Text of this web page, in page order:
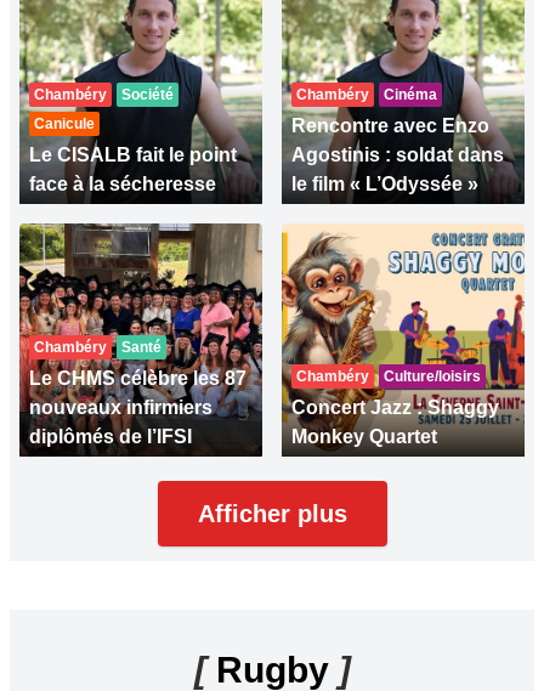
Chambéry
Société
Canicule
Le CISALB fait le point
face à la sécheresse
Chambéry Cinéma
Rencontre avec Enzo
Agostinis : soldat dans
le film « L’Odyssée »
Chambéry Santé
Le CHMS célèbre les 87
nouveaux infirmiers
diplômés de l’IFSI
Chambéry Culture/loisirs
Concert Jazz : Shaggy
Monkey Quartet
Afficher plus
[Rugby ]